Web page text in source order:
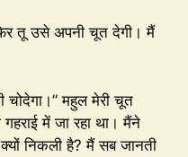
तू उसे अपनी चूत देगी। मैं
चोदेगा।” महुल मेरी चूत
में जा रहा था। मैंने
क्यों निकली है? मैं सब जानती